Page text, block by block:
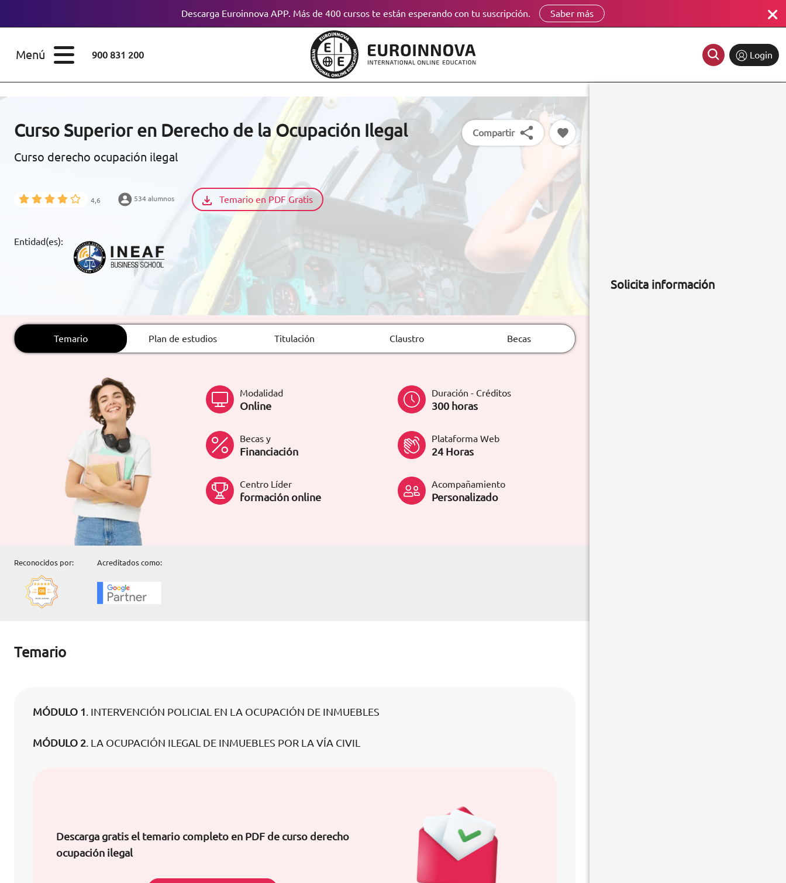
Descarga Euroinnova APP. Más de 400 cursos te están esperando con tu suscripción. Saber más
Menú 900 831 200 Login
FINANCIACIÓN
EDUCATIVOS
LABORAL
(gratuito en
formacion@euroinnova.com
TRABAJA CON NOSOTROS
ESTUDIOS
Doctorados
Maestría
Certificados de
Curso Superior en Derecho de la Ocupación Ilegal
Curso derecho ocupación ilegal
4,6 534 alumnos Temario en PDF Gratis
Entidad(es):
Compartir
Temario Plan de estudios Titulación Claustro Becas
Modalidad
Online
Duración - Créditos
300 horas
Becas y
Financiación
Plataforma Web
24 Horas
Centro Líder
formación online
Acompañamiento
Personalizado
Reconocidos por: Acreditados como:
Temario
MÓDULO 1. INTERVENCIÓN POLICIAL EN LA OCUPACIÓN DE INMUEBLES
MÓDULO 2. LA OCUPACIÓN ILEGAL DE INMUEBLES POR LA VÍA CIVIL
Descarga gratis el temario completo en PDF de curso derecho
ocupación ilegal
Solicita información